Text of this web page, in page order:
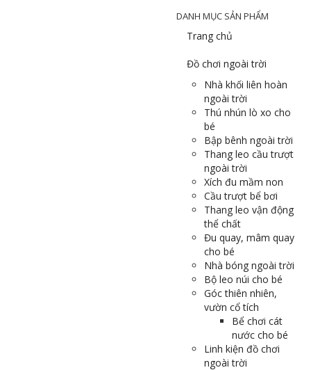
DANH MỤC SẢN PHẨM
Trang chủ
Đồ chơi ngoài trời
Nhà khối liên hoàn
ngoài trời
Thú nhún lò xo cho
bé
Bập bênh ngoài trời
Thang leo cầu trượt
ngoài trời
Xích đu mầm non
Cầu trượt bể bơi
Thang leo vận động
thể chất
Đu quay, mâm quay
cho bé
Nhà bóng ngoài trời
Bộ leo núi cho bé
Góc thiên nhiên,
vườn cổ tích
Bể chơi cát
nước cho bé
Linh kiện đồ chơi
ngoài trời